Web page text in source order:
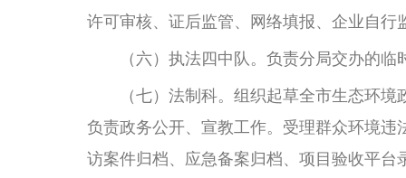
许可审核、证后监管、网络填报、企业自
（六）执法四中队。负责分局交办的临
（七）法制科。组织起草全市生态环境
负责政务公开、宣教工作。受理群众环境
访案件归档、应急备案归档、项目验收平